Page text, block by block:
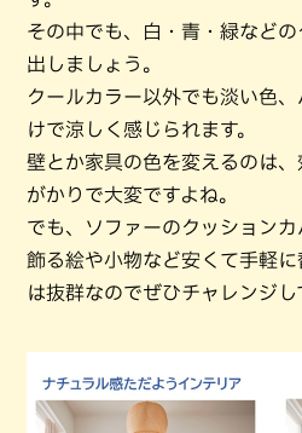
その中でも、白・青・緑など
出しましょう。
クールカラー以外でも淡い色
けで涼しく感じられます。
壁とか家具の色を変えるのは
がかりで大変ですよね。
でも、ソファーのクッションカ
飾る絵や小物など安くて手軽
は抜群なのでぜひチャレンジし